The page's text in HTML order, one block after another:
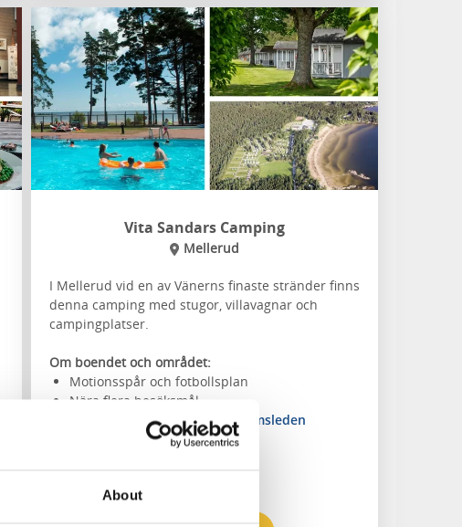
About
Vita Sandars Camping
Mellerud
I Mellerud vid en av Vänerns finaste stränder finns
denna camping med stugor, villavagnar och
campingplatser.
Om boendet och området:
Motionsspår och fotbollsplan
Nära flera besöksmål
Närmaste vandringsled: Pilgrimsleden